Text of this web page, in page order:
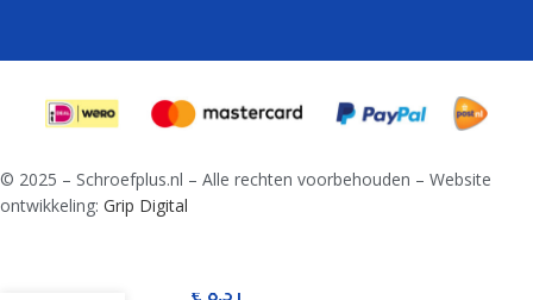
© 2025 – Schroefplus.nl – Alle rechten voorbehouden – Website
ontwikkeling: Grip Digital
€ 8,31